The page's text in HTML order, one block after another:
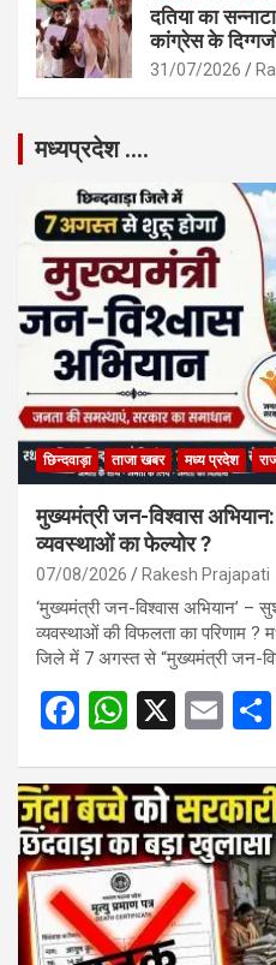
दतिया का
कांग्रेस के
31/07/2026
मध्यप्रदेश ….
छिन्दवाड़ा ताजा खबर मध्य प्रदेश
मुख्यमंत्री जन-विश्वास
व्यवस्थाओं का फेल्योर ?
07/08/2026 Rakesh Prajapati
‘मुख्यमंत्री जन-विश्वास अभियान’ –
व्यवस्थाओं की विफलता का परिणाम ?
जिले में 7 अगस्त से “मुख्यमंत्री जन-
F
ce
b
o
o
k
W
at
s
A
p
p
X
E
ail